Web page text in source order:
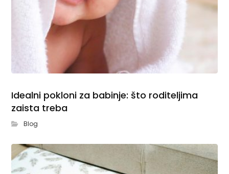
Idealni pokloni za babinje: što roditeljima
zaista treba
Blog